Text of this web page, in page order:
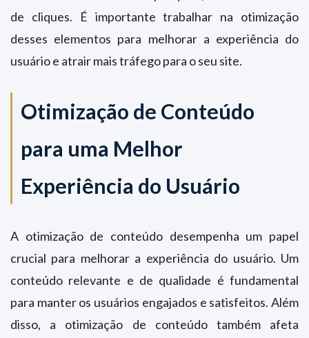
de cliques. É importante trabalhar na otimização
desses elementos para melhorar a experiência do
usuário e atrair mais tráfego para o seu site.
Otimização de Conteúdo
para uma Melhor
Experiência do Usuário
A otimização de conteúdo desempenha um papel
crucial para melhorar a experiência do usuário. Um
conteúdo relevante e de qualidade é fundamental
para manter os usuários engajados e satisfeitos. Além
disso, a otimização de conteúdo também afeta